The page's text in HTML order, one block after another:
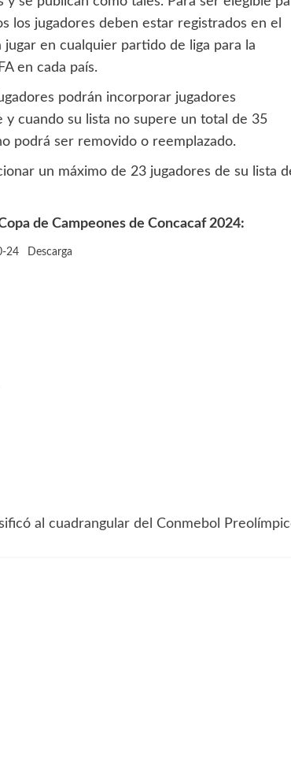
los jugadores deben estar registrados en el
en cualquier partido de liga para la
en cada país.
podrán incorporar jugadores
y cuando su lista no supere un total de 35
podrá ser removido o reemplazado.
un máximo de 23 jugadores de su lista
de Campeones de Concacaf 2024:
24 Descarga
al cuadrangular del Conmebol